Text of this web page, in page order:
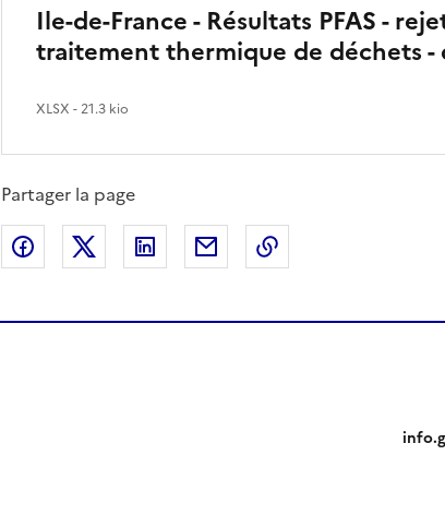
Ile-de-France - Résultats PFAS -
traitement thermique de déchets -
XLSX - 21.3 kio
Partager la page
Partager sur Facebook
Partager sur XPartager sur LinkedIn
Partager par emailCopier le lien de